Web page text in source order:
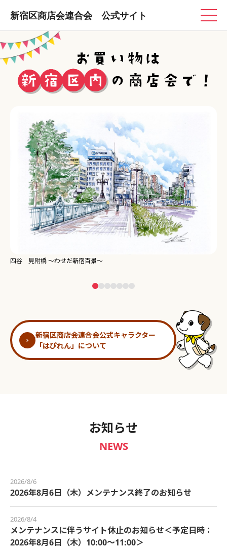
新宿区商店会連合会 公式サイト
新宿区商店会連合会公式キャラクター
「はぴれん」について
お知らせ
NEWS
2026/8/6
2026年8月6日（木）メンテナンス終了のお知らせ
2026/8/4
メンテナンスに伴うサイト休止のお知らせ＜予定日時：
2026年8月6日（木）10:00～11:00＞